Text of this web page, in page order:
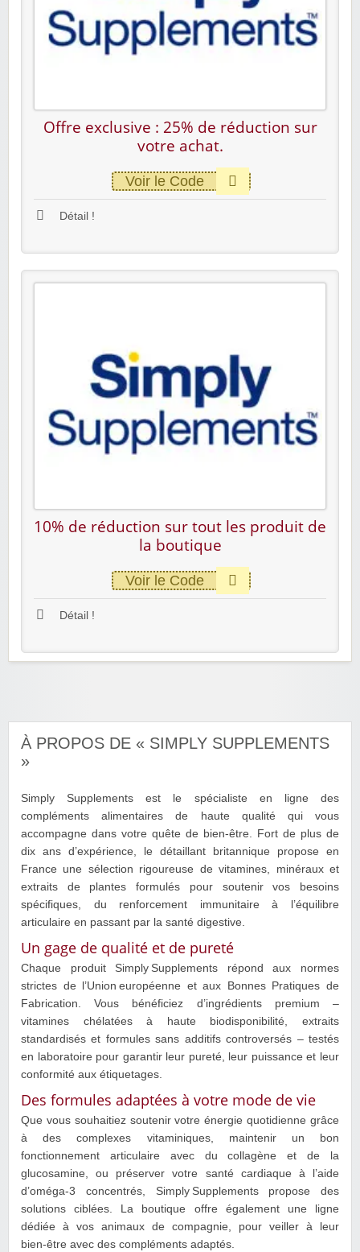
Offre exclusive : 25% de réduction sur
votre achat.
Voir le Code
Détail !
10% de réduction sur tout les produit de
la boutique
Voir le Code
Détail !
À PROPOS DE « SIMPLY SUPPLEMENTS
»
Simply Supplements est le spécialiste en ligne des
compléments alimentaires de haute qualité qui vous
accompagne dans votre quête de bien‑être. Fort de plus de
dix ans d’expérience, le détaillant britannique propose en
France une sélection rigoureuse de vitamines, minéraux et
extraits de plantes formulés pour soutenir vos besoins
spécifiques, du renforcement immunitaire à l’équilibre
articulaire en passant par la santé digestive.
Un gage de qualité et de pureté
Chaque produit Simply Supplements répond aux normes
strictes de l’Union européenne et aux Bonnes Pratiques de
Fabrication. Vous bénéficiez d’ingrédients premium –
vitamines chélatées à haute biodisponibilité, extraits
standardisés et formules sans additifs controversés – testés
en laboratoire pour garantir leur pureté, leur puissance et leur
conformité aux étiquetages.
Des formules adaptées à votre mode de vie
Que vous souhaitiez soutenir votre énergie quotidienne grâce
à des complexes vitaminiques, maintenir un bon
fonctionnement articulaire avec du collagène et de la
glucosamine, ou préserver votre santé cardiaque à l’aide
d’oméga‑3 concentrés, Simply Supplements propose des
solutions ciblées. La boutique offre également une ligne
dédiée à vos animaux de compagnie, pour veiller à leur
bien‑être avec des compléments adaptés.